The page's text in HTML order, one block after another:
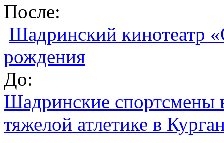
После:
Шадринский кинотеатр
рождения
До:
Шадринские спортсмены
тяжелой атлетике в